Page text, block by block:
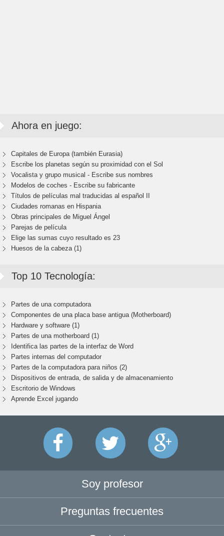
Ahora en juego:
Capitales de Europa (también Eurasia)
Escribe los planetas según su proximidad con el Sol
Vocalista y grupo musical - Escribe sus nombres
Modelos de coches - Escribe su fabricante
Títulos de películas mal traducidas al español II
Ciudades romanas en Hispania
Obras principales de Miguel Ángel
Parejas de película
Elige las sumas cuyo resultado es 23
Huesos de la cabeza (1)
Top 10 Tecnología:
Partes de una computadora
Componentes de una placa base antigua (Motherboard)
Hardware y software (1)
Partes de una motherboard (1)
Identifica las partes de la interfaz de Word
Partes internas del computador
Partes de la computadora para niños (2)
Dispositivos de entrada, de salida y de almacenamiento
Escritorio de Windows
Aprende Excel jugando
Soy profesor
Preguntas frecuentes